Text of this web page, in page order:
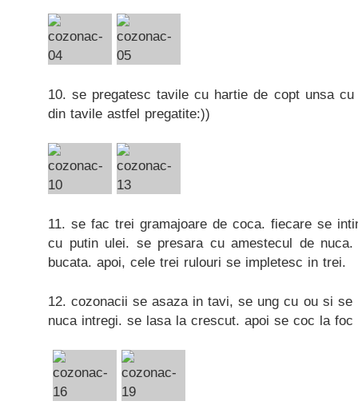
10. se pregatesc tavile cu hartie de copt unsa
din tavile astfel pregatite:))
11. se fac trei gramajoare de coca. fiecare se
cu putin ulei. se presara cu amestecul de
bucata. apoi, cele trei rulouri se impletesc in trei.
12. cozonacii se asaza in tavi, se ung cu ou si
nuca intregi. se lasa la crescut. apoi se coc la foc